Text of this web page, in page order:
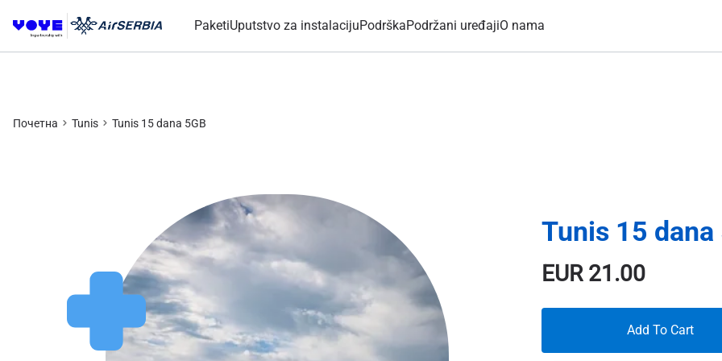
PaketiUputstvo za instalacijuPodrškaPodržani uređajiO nama
Почетна Tunis Tunis 15 dana 5GB
Tunis 15 dana
EUR21.00
Add To Cart